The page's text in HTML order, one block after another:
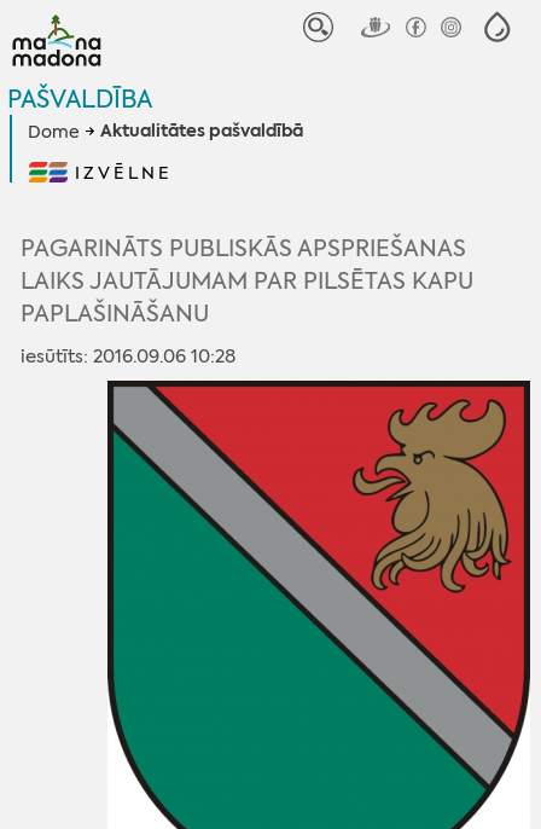
PAŠVALDĪBA
Dome Aktualitātes pašvaldībā
IZVĒLNE
PAGARINĀTS PUBLISKĀS APSPRIEŠANAS
LAIKS JAUTĀJUMAM PAR PILSĒTAS KAPU
PAPLAŠINĀŠANU
iesūtīts: 2016.09.06 10:28